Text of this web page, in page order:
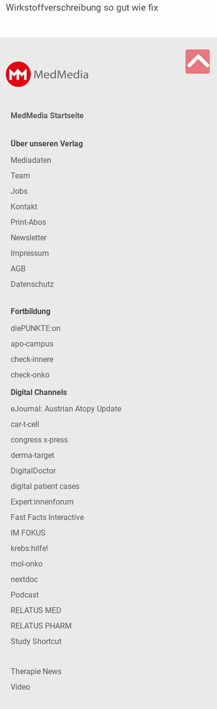
Wirkstoffverschreibung so gut wie fix
MedMedia Startseite
Über unseren Verlag
Mediadaten
Team
Jobs
Kontakt
Print-Abos
Newsletter
Impressum
AGB
Datenschutz
Fortbildung
diePUNKTE:on
apo-campus
check-innere
check-onko
Digital Channels
eJournal: Austrian Atopy Update
car-t-cell
congress x-press
derma-target
DigitalDoctor
digital patient cases
Expert:innenforum
Fast Facts Interactive
IM FOKUS
krebs:hilfe!
mol-onko
nextdoc
Podcast
RELATUS MED
RELATUS PHARM
Study Shortcut
Therapie News
Video